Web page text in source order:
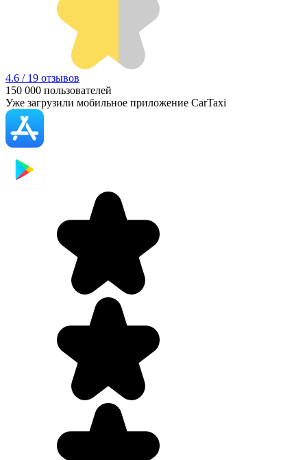
4.6 / 19 отзывов
150 000 пользователей
Уже загрузили мобильное приложение CarTaxi